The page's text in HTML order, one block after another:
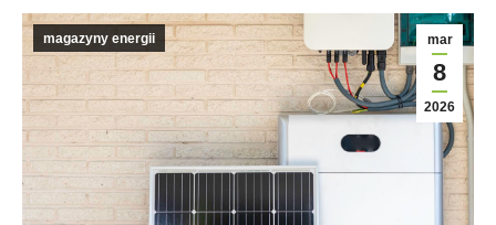
mar
8
2026
magazyny energii